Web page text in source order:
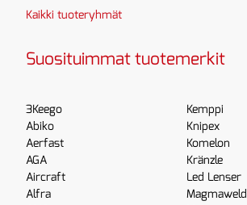
Kaikki tuoteryhmät
Suosituimmat tuotemerkit
3Keego
Abiko
Aerfast
AGA
Aircraft
Alfra
Kemppi
Knipex
Komelon
Kränzle
Led Lenser
Magmaweld